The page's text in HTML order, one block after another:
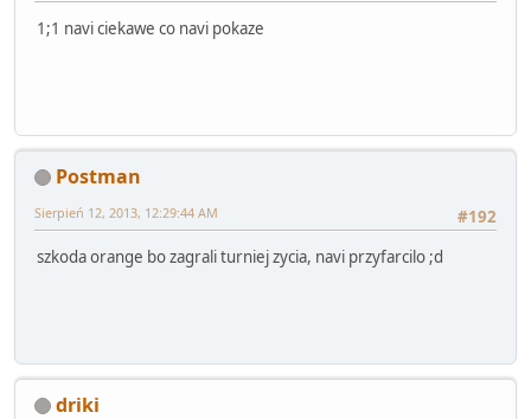
1;1 navi ciekawe co navi pokaze
Postman
#192
Sierpień 12, 2013, 12:29:44 AM
szkoda orange bo zagrali turniej zycia, navi przyfarcilo ;d
driki